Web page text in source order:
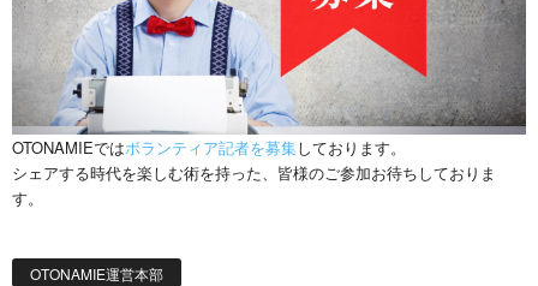
OTONAMIEではボランティア記者を募集しております。
シェアする時代を楽しむ術を持った、皆様のご参加お待ちしておりま
す。
OTONAMIE運営本部